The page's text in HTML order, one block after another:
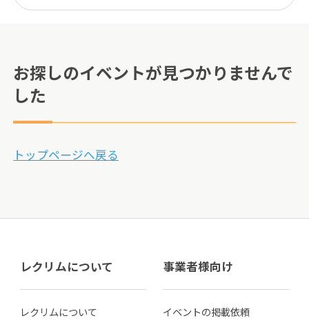
お探しのイベントが見つかりませんで
した
トップページへ戻る
レクリムについて
レクリムについて
事業者様向け
イベントの掲載依頼